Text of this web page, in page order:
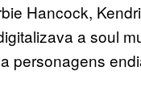
Hancock,
a soul
personagens